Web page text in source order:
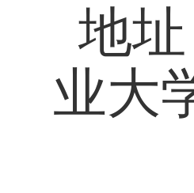
地
业大